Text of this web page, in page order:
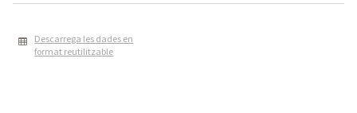
Descarrega les dades en
format reutilitzable